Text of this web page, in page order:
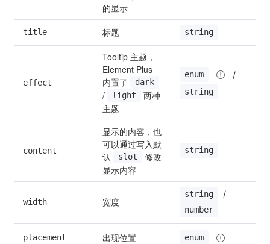
的显示
title 标题 string
effect
Tooltip 主题，
Element Plus
内置了
dark
/ light
两种
主题
enum /
string
content
显示的内容，也
可以通过写入默
认
slot
修改
显示内容
string
width 宽度
string /
number
placement 出现位置 enum